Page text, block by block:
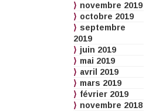
novembre 2019
octobre 2019
septembre
2019
juin 2019
mai 2019
avril 2019
mars 2019
février 2019
novembre 2018